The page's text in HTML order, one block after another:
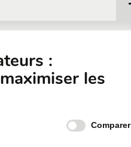
:
les
Comparer